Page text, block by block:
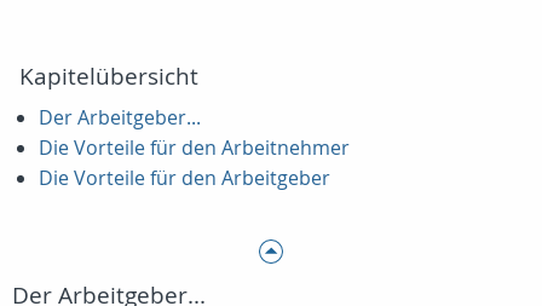
Kapitelübersicht
Der Arbeitgeber...
Die Vorteile für den Arbeitnehmer
Die Vorteile für den Arbeitgeber
Der Arbeitgeber...